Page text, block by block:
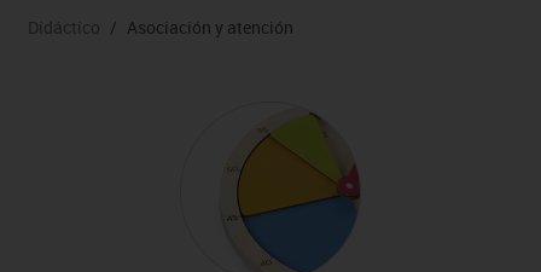
Didáctico / Asociación y atención